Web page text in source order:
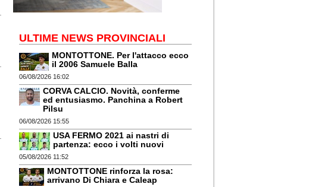
ULTIME NEWS PROVINCIALI
MONTOTTONE. Per l'attacco ecco
il 2006 Samuele Balla
06/08/2026 16:02
CORVA CALCIO. Novità, conferme
ed entusiasmo. Panchina a Robert
Pilsu
06/08/2026 15:55
USA FERMO 2021 ai nastri di
partenza: ecco i volti nuovi
05/08/2026 11:52
MONTOTTONE rinforza la rosa:
arrivano Di Chiara e Caleap